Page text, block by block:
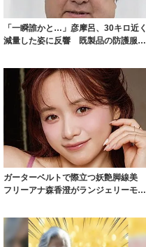
「一瞬誰かと…」彦摩呂、30キロ近く
減量した姿に反響 既製品の防護服が
ガーターベルトで際立つ妖艶脚線美
フリーアナ森香澄がランジェリーモデ